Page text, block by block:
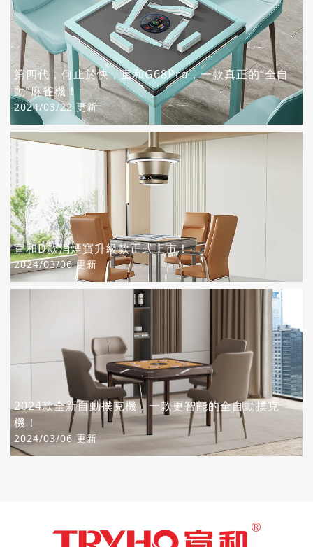
第四代，何止於快，宣和G68Pro，一款真正的“全自
動”麻雀機！
2024/03/22 更新
宣和D款消煙寶升級款正式上市！
2024/03/06 更新
2024款全新自動撲克機，一款更智能的全自動撲克
機！
2024/03/06 更新